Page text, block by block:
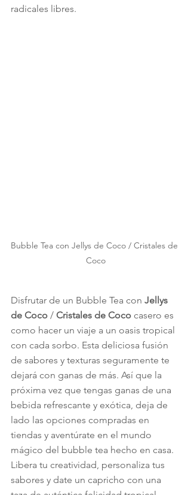
radicales libres.
Bubble Tea con Jellys de Coco / Cristales de
Coco
Disfrutar de un Bubble Tea con Jellys
de Coco / Cristales de Coco casero es
como hacer un viaje a un oasis tropical
con cada sorbo. Esta deliciosa fusión
de sabores y texturas seguramente te
dejará con ganas de más. Así que la
próxima vez que tengas ganas de una
bebida refrescante y exótica, deja de
lado las opciones compradas en
tiendas y aventúrate en el mundo
mágico del bubble tea hecho en casa.
Libera tu creatividad, personaliza tus
sabores y date un capricho con una